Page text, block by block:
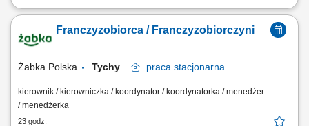
Główne zadania: Prowadzenie własnej działalności gospodarczej w
obsługi. Monitorowanie stanów magazynowych i zamówień.
Dostosowywanie asortymentu sklepu do potrzeb lokalnego rynku.
Franczyzobiorca / Franczyzobiorczyni
Żabka Polska Tychy praca stacjonarna
kierownik / kierowniczka / koordynator / koordynatorka / menedżer
/ menedżerka
23 godz.